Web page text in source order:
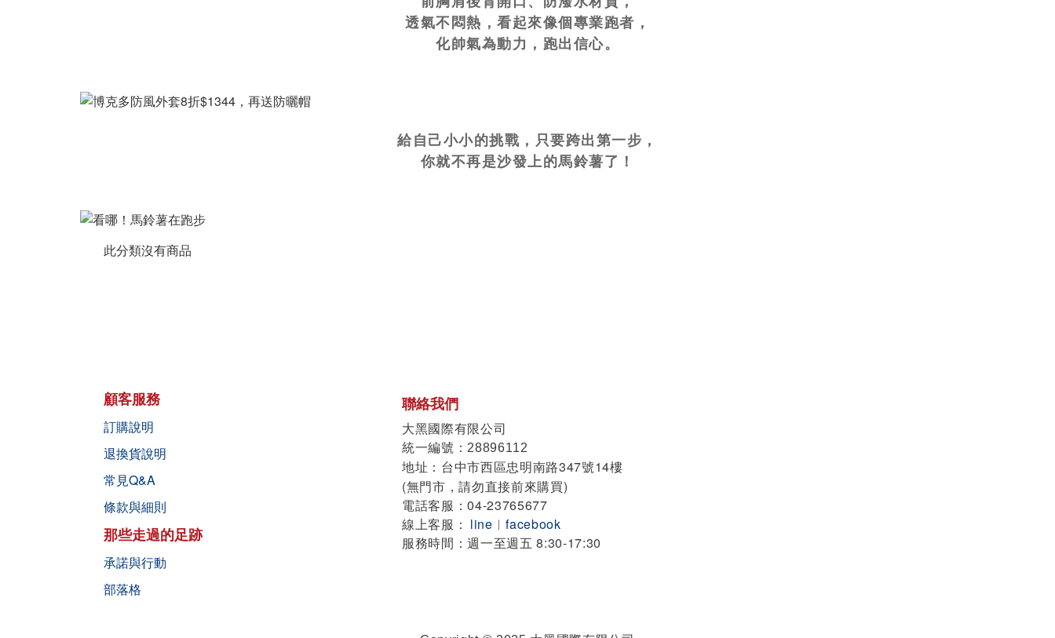
透氣不悶熱，看起來像個專業跑者，
化帥氣為動力，跑出信心。
給自己小小的挑戰，只要跨出第一步，
你就不再是沙發上的馬鈴薯了！
此分類沒有商品
顧客服務
訂購說明
退換貨說明
常見Q&A
條款與細則
那些走過的足跡
承諾與行動
部落格
聯絡我們
大黑國際有限公司
統一編號 ：28896112
地址 ： 台中市西區忠明南路347號14樓
(無門市，請勿直接前來購買)
電話客服：04-23765677
線上客服： line ︱facebook
服務時間：週一至週五 8:30-17:30